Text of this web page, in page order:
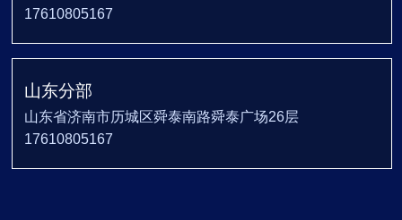
17610805167
山东分部
山东省济南市历城区舜泰南路舜泰广场26层
17610805167